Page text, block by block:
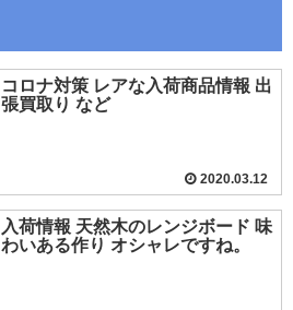
コロナ対策 レアな入荷商品情報 出
張買取り など
2020.03.12
入荷情報 天然木のレンジボード 味
わいある作り オシャレですね。